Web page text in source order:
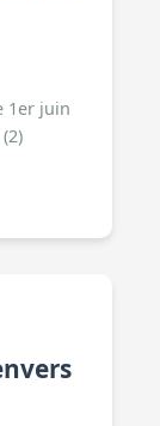
1er juin